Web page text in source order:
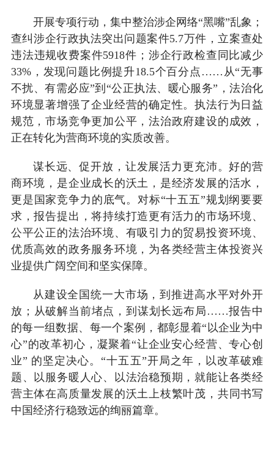
开展专项行动，集中整治涉企网络“黑嘴”乱象；
查纠涉企行政执法突出问题案件5.7万件，立案查处
违法违规收费案件5918件；涉企行政检查同比减少
33%，发现问题比例提升18.5个百分点……从“无事
不扰、有需必应”到“公正执法、暖心服务”，法治化
环境显著增强了企业经营的确定性。执法行为日益
规范，市场竞争更加公平，法治政府建设的成效，
正在转化为营商环境的实质改善。
谋长远、促开放，让发展活力更充沛。好的营
商环境，是企业成长的沃土，是经济发展的活水，
更是国家竞争力的底气。对标“十五五”规划纲要要
求，报告提出，将持续打造更有活力的市场环境、
公平公正的法治环境、有吸引力的贸易投资环境、
优质高效的政务服务环境，为各类经营主体投资兴
业提供广阔空间和坚实保障。
从建设全国统一大市场，到推进高水平对外开
放；从破解当前堵点，到谋划长远布局……报告中
的每一组数据、每一个案例，都彰显着“以企业为中
心”的改革初心，凝聚着“让企业安心经营、专心创
业” 的坚定决心。“十五五”开局之年，以改革破难
题、以服务暖人心、以法治稳预期，就能让各类经
营主体在高质量发展的沃土上枝繁叶茂，共同书写
中国经济行稳致远的绚丽篇章。